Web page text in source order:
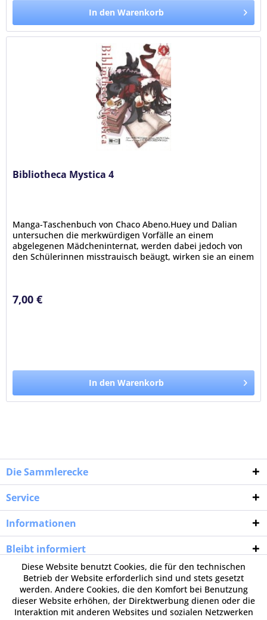
In den Warenkorb
Bibliotheca Mystica 4
Manga-Taschenbuch von Chaco Abeno.Huey und Dalian
untersuchen die merkwürdigen Vorfälle an einem
abgelegenen Mädcheninternat, werden dabei jedoch von
den Schülerinnen misstrauisch beäugt, wirken sie an einem
7,00 €
In den Warenkorb
Die Sammlerecke
Service
Informationen
Bleibt informiert
Diese Website benutzt Cookies, die für den technischen
Betrieb der Website erforderlich sind und stets gesetzt
werden. Andere Cookies, die den Komfort bei Benutzung
dieser Website erhöhen, der Direktwerbung dienen oder die
Interaktion mit anderen Websites und sozialen Netzwerken